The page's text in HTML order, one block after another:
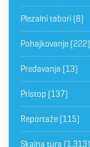
Plezalni tabori (8)
Pohajkovanje (222)
Predavanja (13)
Pristop (137)
Reportaže (115)
Skalna tura (1.313)